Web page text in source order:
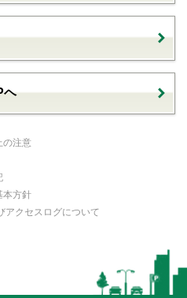
ヘ
の注意
本方針
アクセスログについて